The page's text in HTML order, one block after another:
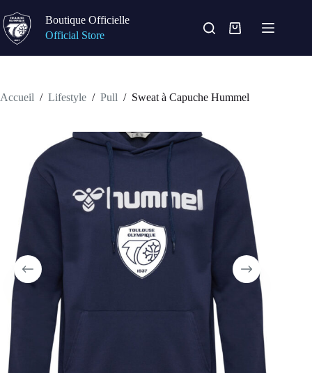
au
contenu
Boutique Officielle
Official Store
Panier
Accueil / Lifestyle / Pull / Sweat à Capuche Hummel